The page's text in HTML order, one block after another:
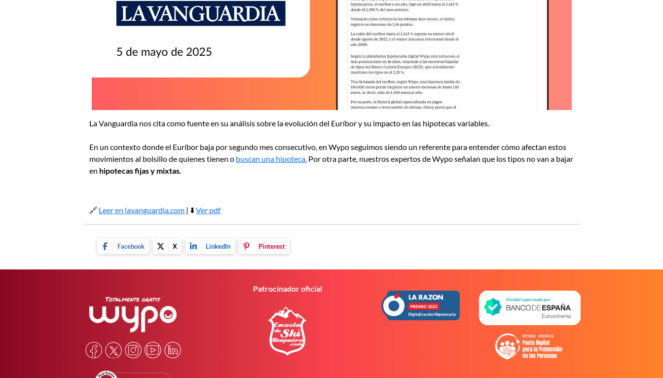
La Vanguardia nos cita como fuente en su análisis sobre la evolución del Euríbor y su impacto en las hipotecas variables.
En un contexto donde el Euríbor baja por segundo mes consecutivo, en Wypo seguimos siendo un referente para entender cómo afectan estos
movimientos al bolsillo de quienes tienen o buscan una hipoteca. Por otra parte, nuestros expertos de Wypo señalan que los tipos no van a bajar
en hipotecas fijas y mixtas.
🔗 Leer en lavanguardia.com | ⬇️Ver pdf
Facebook X LinkedIn Pinterest
Patrocinador oficial